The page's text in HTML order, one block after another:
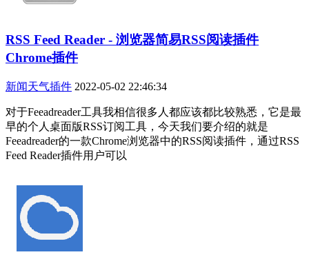
RSS Feed Reader - 浏览器简易RSS阅读插件
Chrome插件
新闻天气插件 2022-05-02 22:46:34
对于Feeadreader工具我相信很多人都应该都比较熟悉，它是最
早的个人桌面版RSS订阅工具，今天我们要介绍的就是
Feeadreader的一款Chrome浏览器中的RSS阅读插件，通过RSS
Feed Reader插件用户可以